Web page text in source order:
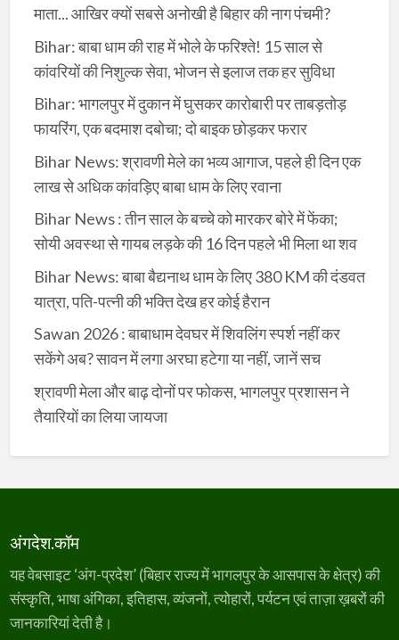
माता... आखिर क्यों सबसे अनोखी है बिहार की नाग पंचमी?
Bihar: बाबा धाम की राह में भोले के फरिश्ते! 15 साल से
कांवरियों की निशुल्क सेवा, भोजन से इलाज तक हर सुविधा
Bihar: भागलपुर में दुकान में घुसकर कारोबारी पर ताबड़तोड़
फायरिंग, एक बदमाश दबोचा; दो बाइक छोड़कर फरार
Bihar News: श्रावणी मेले का भव्य आगाज, पहले ही दिन एक
लाख से अधिक कांवड़िए बाबा धाम के लिए रवाना
Bihar News : तीन साल के बच्चे को मारकर बोरे में फेंका;
सोयी अवस्था से गायब लड़के की 16 दिन पहले भी मिला था शव
Bihar News: बाबा बैद्यनाथ धाम के लिए 380 KM की दंडवत
यात्रा, पति-पत्नी की भक्ति देख हर कोई हैरान
Sawan 2026 : बाबाधाम देवघर में शिवलिंग स्पर्श नहीं कर
सकेंगे अब? सावन में लगा अरघा हटेगा या नहीं, जानें सच
श्रावणी मेला और बाढ़ दोनों पर फोकस, भागलपुर प्रशासन ने
तैयारियों का लिया जायजा
अंगदेश.कॉम
यह वेबसाइट ‘अंग-प्रदेश’ (बिहार राज्य में भागलपुर के आसपास के क्षेत्र) की
संस्कृति, भाषा अंगिका, इतिहास, व्यंजनों, त्योहारों, पर्यटन एवं ताज़ा ख़बरों की
जानकारियां देती है।